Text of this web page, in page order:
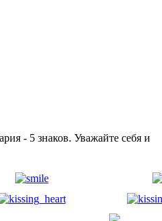
- 5 знаков. Уважайте себя и